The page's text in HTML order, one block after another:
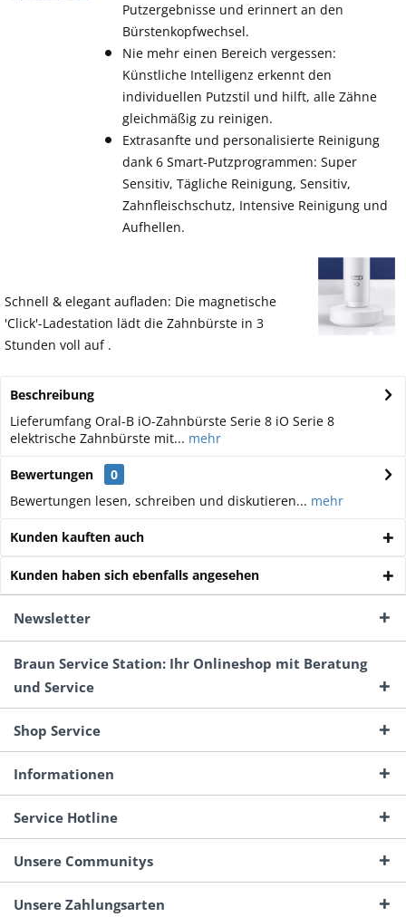
Putzergebnisse und erinnert an den
Bürstenkopfwechsel.
Nie mehr einen Bereich vergessen:
Künstliche Intelligenz erkennt den
individuellen Putzstil und hilft, alle Zähne
gleichmäßig zu reinigen.
Extrasanfte und personalisierte Reinigung
dank 6 Smart-Putzprogrammen: Super
Sensitiv, Tägliche Reinigung, Sensitiv,
Zahnfleischschutz, Intensive Reinigung und
Aufhellen.
Schnell & elegant aufladen: Die magnetische
'Click'-Ladestation lädt die Zahnbürste in 3
Stunden voll auf .
Beschreibung
Lieferumfang Oral-B iO-Zahnbürste Serie 8 iO Serie 8
elektrische Zahnbürste mit... mehr
Bewertungen
0
Bewertungen lesen, schreiben und diskutieren... mehr
Kunden kauften auch
Kunden haben sich ebenfalls angesehen
Newsletter
Braun Service Station: Ihr Onlineshop mit Beratung
und Service
Shop Service
Informationen
Service Hotline
Unsere Communitys
Unsere Zahlungsarten